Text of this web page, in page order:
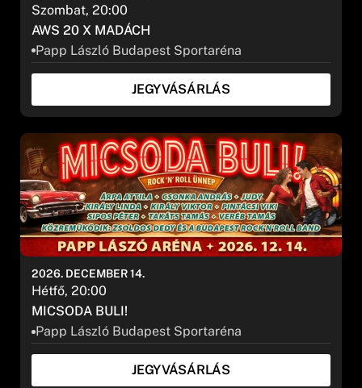
AWS 20 X MADÁCH
Papp László Budapest Sportaréna
Szombat, 20:00
JEGYVÁSÁRLÁS
MICSODA BULI!
Papp László Budapest Sportaréna
2026. DECEMBER 14.
Hétfő, 20:00
JEGYVÁSÁRLÁS